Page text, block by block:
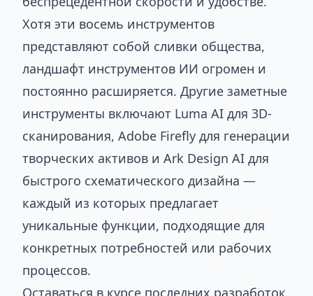
Хотя эти восемь инструментов
представляют собой сливки общества,
ландшафт инструментов ИИ огромен и
постоянно расширяется. Другие заметные
инструменты включают Luma AI для 3D-
сканирования, Adobe Firefly для генерации
творческих активов и Ark Design AI для
быстрого схематического дизайна —
каждый из которых предлагает
уникальные функции, подходящие для
конкретных потребностей или рабочих
процессов.
Оставаться в курсе последних разработок